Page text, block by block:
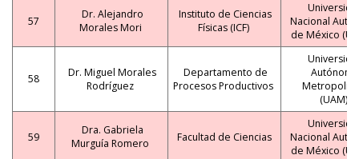
57
Dr. Alejandro
Morales Mori
Instituto de Ciencias
Físicas (ICF)
Nacional
de México
58
Dr. Miguel Morales
Rodríguez
Departamento de
Procesos Productivos
Autónoma
(UAM)
59
Dra. Gabriela
Murguía Romero
Facultad de Ciencias
Nacional
de México